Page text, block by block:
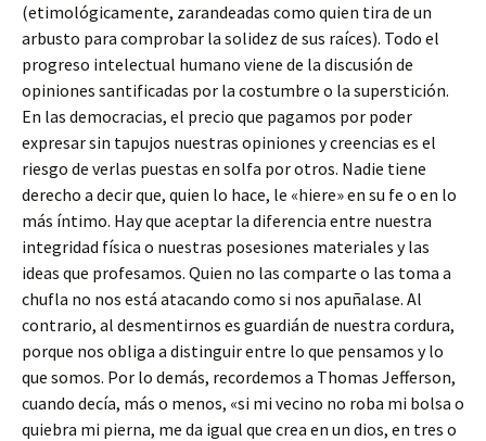
(etimológicamente, zarandeadas como quien tira de un
arbusto para comprobar la solidez de sus raíces). Todo el
progreso intelectual humano viene de la discusión de
opiniones santificadas por la costumbre o la superstición.
En las democracias, el precio que pagamos por poder
expresar sin tapujos nuestras opiniones y creencias es el
riesgo de verlas puestas en solfa por otros. Nadie tiene
derecho a decir que, quien lo hace, le «hiere» en su fe o en lo
más íntimo. Hay que aceptar la diferencia entre nuestra
integridad física o nuestras posesiones materiales y las
ideas que profesamos. Quien no las comparte o las toma a
chufla no nos está atacando como si nos apuñalase. Al
contrario, al desmentirnos es guardián de nuestra cordura,
porque nos obliga a distinguir entre lo que pensamos y lo
que somos. Por lo demás, recordemos a Thomas Jefferson,
cuando decía, más o menos, «si mi vecino no roba mi bolsa o
quiebra mi pierna, me da igual que crea en un dios, en tres o